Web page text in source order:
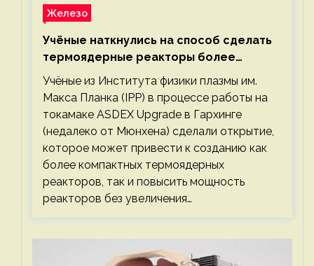
Железо
Учёные наткнулись на способ сделать
термоядерные реакторы более
компактными или мощными
Учёные из Института физики плазмы им.
Макса Планка (IPP) в процессе работы на
токамаке ASDEX Upgrade в Гархинге
(недалеко от Мюнхена) сделали открытие,
которое может привести к созданию как
более компактных термоядерных
реакторов, так и повысить мощность
реакторов без увеличения…